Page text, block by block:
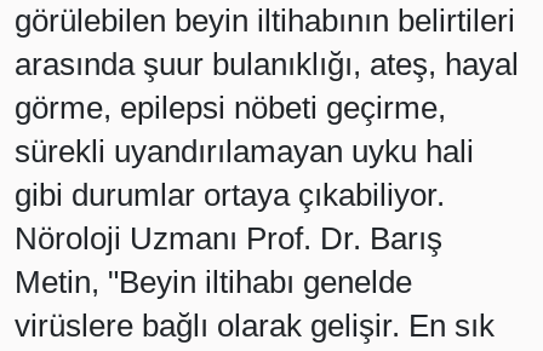
görülebilen beyin iltihabının belirtileri
arasında şuur bulanıklığı, ateş, hayal
görme, epilepsi nöbeti geçirme,
sürekli uyandırılamayan uyku hali
gibi durumlar ortaya çıkabiliyor.
Nöroloji Uzmanı Prof. Dr. Barış
Metin, "Beyin iltihabı genelde
virüslere bağlı olarak gelişir. En sık